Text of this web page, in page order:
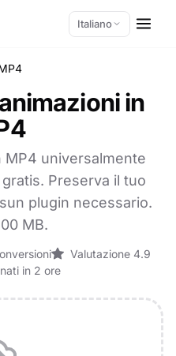
Italiano
in
MP4 universalmente
Preserva il tuo
plugin necessario.
MB.
Valutazione 4.9
in 2 ore